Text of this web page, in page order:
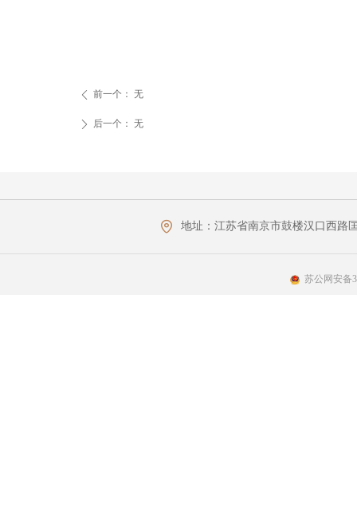
ꄴ 前一个： 无
ꄲ 后一个： 无
地址： 江苏省南京市鼓楼汉口西路
苏公网安备